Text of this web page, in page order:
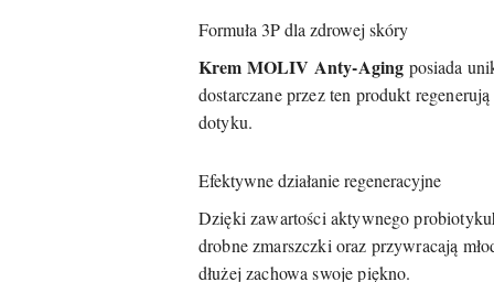
Formuła 3P dla zdrowej skóry
Krem MOLIV Anty-Aging posiada
dostarczane przez ten produkt
dotyku.
Efektywne działanie regeneracyjne
Dzięki zawartości aktywnego probiotyku
drobne zmarszczki oraz przywracają
dłużej zachowa swoje piękno.